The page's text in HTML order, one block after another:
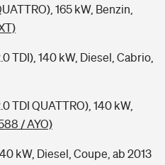
165 kW, Benzin,
TDI), 140 kW, Diesel, Cabrio,
TDI QUATTRO), 140 kW,
/ AYO)
kW, Diesel, Coupe, ab 2013